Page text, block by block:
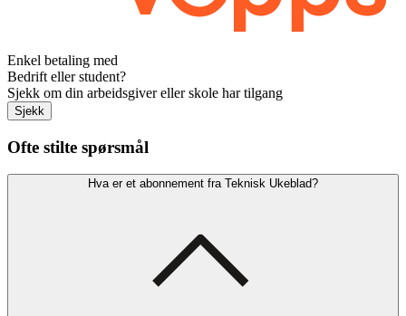
Enkel betaling med
Bedrift eller student?
Sjekk om din arbeidsgiver eller skole har tilgang
Sjekk
Ofte stilte spørsmål
Hva er et abonnement fra Teknisk Ukeblad?